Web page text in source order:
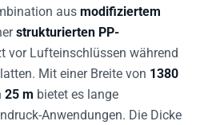
aus modifiziertem
strukturierten PP-
vor Lufteinschlüssen während
Mit einer Breite von 1380
25 m bietet es lange
Anwendungen. Die Dicke